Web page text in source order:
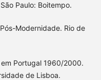
Paulo: Boitempo.
Modernidade. Rio de
Portugal 1960/2000.
de Lisboa.